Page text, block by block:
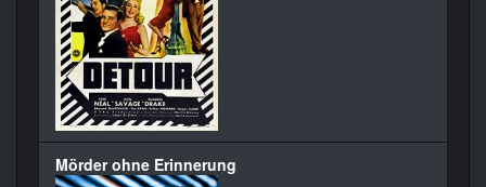
Mörder ohne Erinnerung